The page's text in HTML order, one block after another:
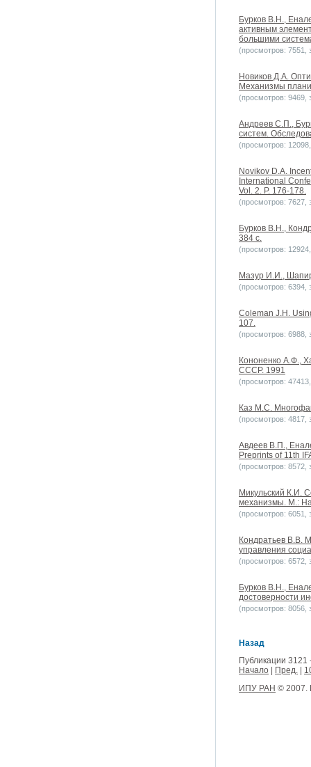
Бурков B.H.,
активным
большими
(просмотров: 7551,
Новиков Д.А.
Механизмы
(просмотров: 9469,
Андреев С.П.,
систем.
(просмотров:
Novikov D.A.
International
Vol. 2. P. 176-178.
(просмотров: 7627,
Бурков В.Н.,
384 с.
(просмотров:
Мазур И.И.,
(просмотров: 6394,
Coleman J.H.
107.
(просмотров: 6988,
Кононенко А.Ф.,
СССР. 1991
(просмотров:
Каз М.С.
(просмотров: 4817,
Авдеев В.П.,
Preprints of 11th
(просмотров: 8572,
Микульский К.И.
механизмы. М.:
(просмотров: 6051,
Кондратьев В.В.
управления
(просмотров: 6572,
Бурков B.H.,
достоверности
(просмотров: 8056,
Назад
Публикации 3121
Начало
Пред.
ИПУ РАН © 2007.